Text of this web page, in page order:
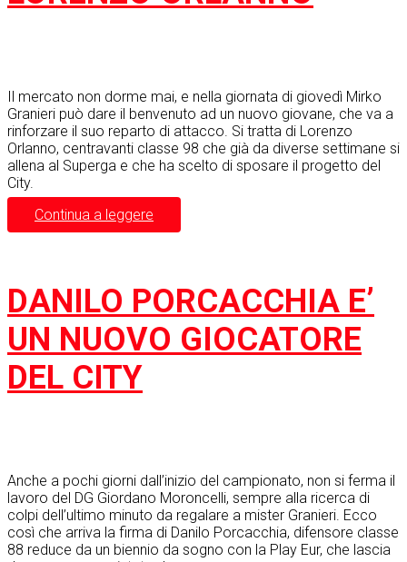
Il mercato non dorme mai, e nella giornata di giovedì Mirko
Granieri può dare il benvenuto ad un nuovo giovane, che va a
rinforzare il suo reparto di attacco. Si tratta di Lorenzo
Orlanno, centravanti classe 98 che già da diverse settimane si
allena al Superga e che ha scelto di sposare il progetto del
City.
Continua a leggere
DANILO PORCACCHIA E’
UN NUOVO GIOCATORE
DEL CITY
Anche a pochi giorni dall’inizio del campionato, non si ferma il
lavoro del DG Giordano Moroncelli, sempre alla ricerca di
colpi dell’ultimo minuto da regalare a mister Granieri. Ecco
così che arriva la firma di Danilo Porcacchia, difensore classe
88 reduce da un biennio da sogno con la Play Eur, che lascia